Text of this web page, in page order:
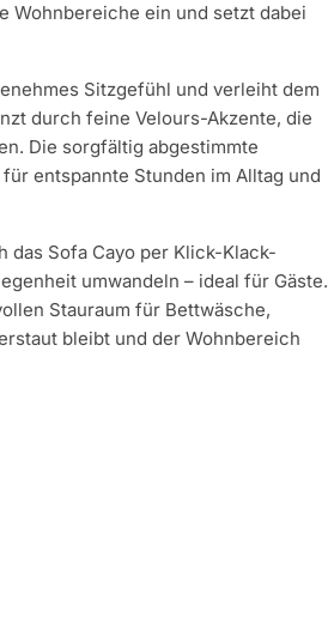
Wohnbereiche ein und setzt dabei
Sitzgefühl und verleiht dem
durch feine Velours-Akzente, die
Die sorgfältig abgestimmte
entspannte Stunden im Alltag und
das Sofa Cayo per Klick-Klack-
umwandeln – ideal für Gäste.
Stauraum für Bettwäsche,
bleibt und der Wohnbereich